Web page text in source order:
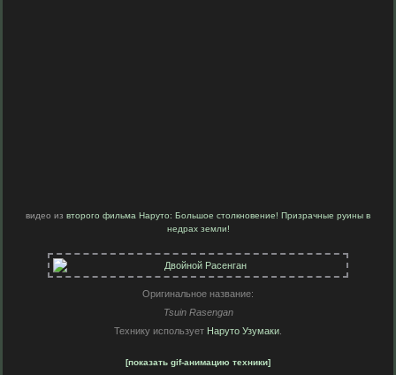
видео из второго фильма Наруто: Большое столкновение! Призрачные руины в
недрах земли!
Оригинальное название:
Tsuin Rasengan
Технику использует Наруто Узумаки
[показать gif-анимацию техники]